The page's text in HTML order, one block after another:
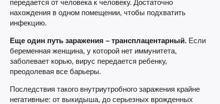
передается от человека к человеку. Достаточно
нахождения в одном помещении, чтобы подхватить
инфекцию.
Еще один путь заражения – трансплацентарный. Если
беременная женщина, у которой нет иммунитета,
заболевает корью, вирус передается ребенку,
преодолевая все барьеры.
Последствия такого внутриутробного заражения крайне
негативные: от выкидыша, до серьезных врожденных